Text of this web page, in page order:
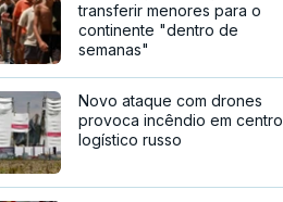
transferir menores para o
continente "dentro de
semanas"
Novo ataque com drones
provoca incêndio em centro
logístico russo